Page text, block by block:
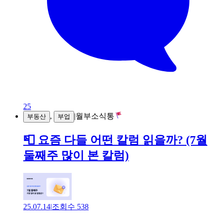
25
부동산 , 부업 |월부소식통
📮 요즘 다들 어떤 칼럼 읽을까? (7월
둘째주 많이 본 칼럼)
25.07.14|조회수 538